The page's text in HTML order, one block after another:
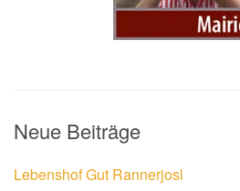
Neue Beiträge
Lebenshof Gut Rannerjosl